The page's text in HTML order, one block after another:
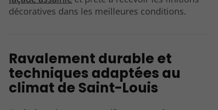
décoratives dans les meilleures conditions.
Ravalement durable et
techniques adaptées au
climat de Saint-Louis